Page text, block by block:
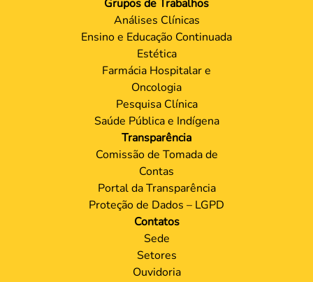
Grupos de Trabalhos
Análises Clínicas
Ensino e Educação Continuada
Estética
Farmácia Hospitalar e
Oncologia
Pesquisa Clínica
Saúde Pública e Indígena
Transparência
Comissão de Tomada de
Contas
Portal da Transparência
Proteção de Dados – LGPD
Contatos
Sede
Setores
Ouvidoria